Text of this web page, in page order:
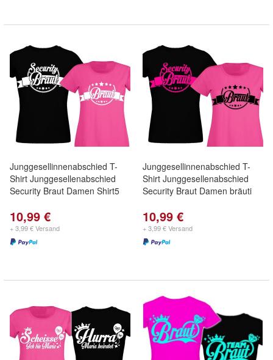
Junggesellinnenabschied T-
Shirt Junggesellenabschied
Security Braut Damen Shirt5
10,99 €
+ 3,99 € Versand
Junggesellinnenabschied T-
Shirt Junggesellenabschied
Security Braut Damen bräuti
10,99 €
+ 3,99 € Versand